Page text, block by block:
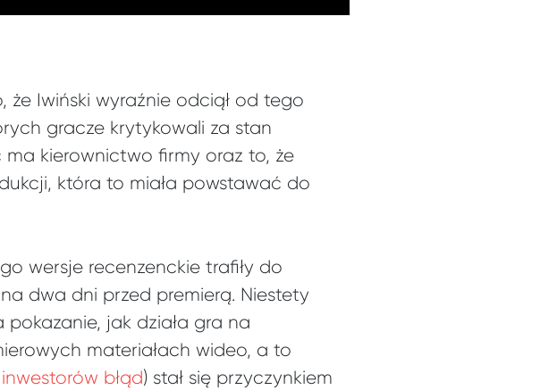
że Iwiński wyraźnie odciął od tego
gracze krytykowali za stan
ma kierownictwo firmy oraz to, że
która to miała powstawać do
wersje recenzenckie trafiły do
dwa dni przed premierą. Niestety
jak działa gra na
materiałach wideo, a to
błąd) stał się przyczynkiem